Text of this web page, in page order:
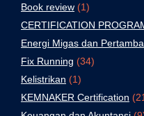
Book review (1)
CERTIFICATION
Energi Migas dan
Fix Running (34)
Kelistrikan (1)
KEMNAKER Certification